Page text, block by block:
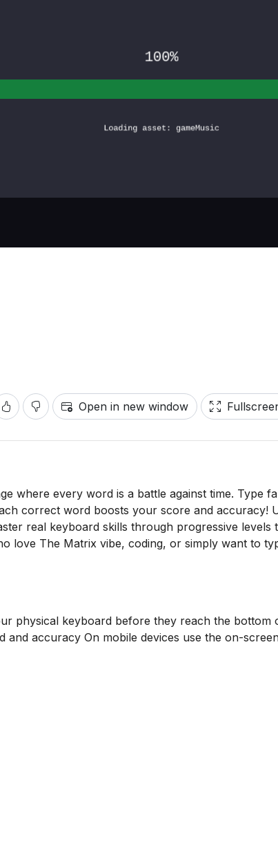
Open in new window
where every word is a battle against time. Type
correct word boosts your score and accuracy!
real keyboard skills through progressive levels
love The Matrix vibe, coding, or simply want to
physical keyboard before they reach the bottom
and accuracy On mobile devices use the on-